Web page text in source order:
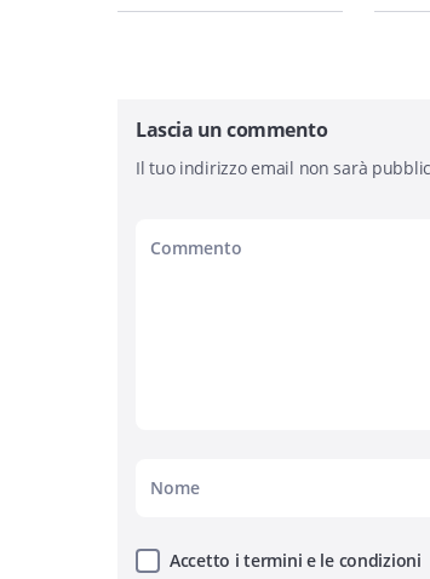
Lascia un commento
Il tuo indirizzo email non sarà
Accetto i termini e le condizioni